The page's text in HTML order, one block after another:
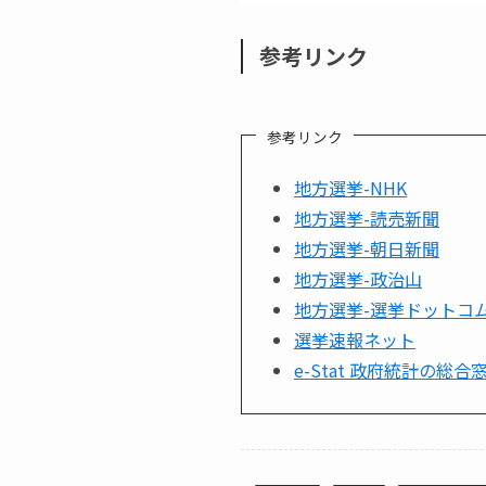
参考リンク
参考リンク
地方選挙-NHK
地方選挙-読売新聞
地方選挙-朝日新聞
地方選挙-政治山
地方選挙-選挙ドットコ
選挙速報ネット
e-Stat 政府統計の総合